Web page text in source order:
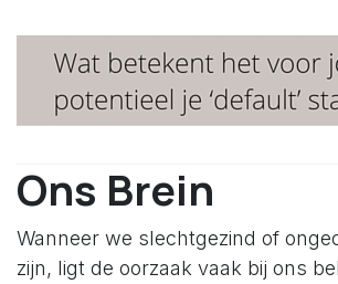
Ons Brein
Wanneer we slechtgezind of
zijn, ligt de oorzaak vaak bij ons